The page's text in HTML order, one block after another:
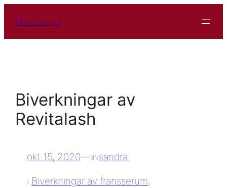
innehåll
Fransar.nu
Biverkningar av
Revitalash
okt 15, 2020—avsandra
i Biverkningar av fransserum